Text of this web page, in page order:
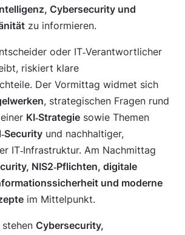
Cybersecurity und
zu informieren.
oder IT‑Verantwortlicher
riskiert klare
Der Vormittag widmet sich
, strategischen Fragen rund
KI‑Strategie sowie Themen
und nachhaltiger,
IT‑Infrastruktur. Am Nachmittag
NIS2‑Pflichten, digitale
und moderne
im Mittelpunkt.
Cybersecurity,